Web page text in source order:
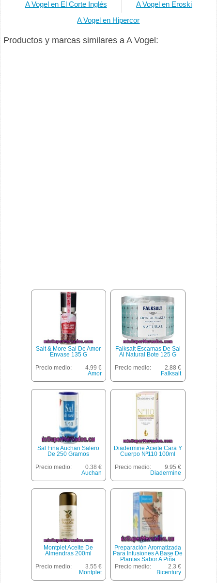
A Vogel en El Corte Inglés A Vogel en Eroski
A Vogel en Hipercor
Productos y marcas similares a A Vogel:
Salt & More Sal De Amor
Envase 135 G
Precio medio:
4.99 €
Amor
Falksalt Escamas De Sal
Al Natural Bote 125 G
Precio medio:
2.88 €
Falksalt
Sal Fina Auchan Salero
De 250 Gramos
Precio medio:
0.38 €
Auchan
Diadermine Aceite Cara Y
Cuerpo Nº110 100ml
Precio medio:
9.95 €
Diadermine
Montplet Aceite De
Almendras 200ml
Precio medio:
3.55 €
Montplet
Preparación Aromatizada
Para Infusiones A Base De
Plantas Sabor A Piña
Bicentury 20 Bolsitas
Precio medio:
2.3 €
Bicentury